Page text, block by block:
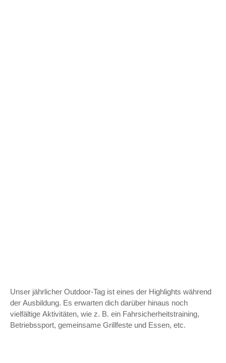
Unser jährlicher Outdoor-Tag ist eines der Highlights während
der Ausbildung. Es erwarten dich darüber hinaus noch
vielfältige Aktivitäten, wie z. B. ein Fahrsicherheitstraining,
Betriebssport, gemeinsame Grillfeste und Essen, etc.